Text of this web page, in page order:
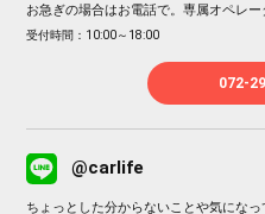
お急ぎの場合はお電話で。専属オペレー
受付時間：10:00～18:00
072-
@carlife
ちょっとした分からないことや気にな